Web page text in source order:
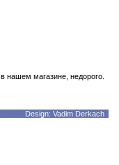
в нашем магазине, недорого.
Design: Vadim Derkach